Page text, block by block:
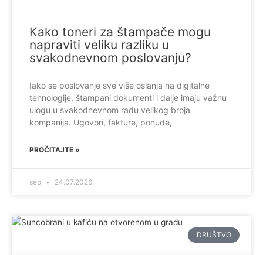
Kako toneri za štampače mogu
napraviti veliku razliku u
svakodnevnom poslovanju?
Iako se poslovanje sve više oslanja na digitalne
tehnologije, štampani dokumenti i dalje imaju važnu
ulogu u svakodnevnom radu velikog broja
kompanija. Ugovori, fakture, ponude,
PROČITAJTE »
seo 24.07.2026.
DRUŠTVO